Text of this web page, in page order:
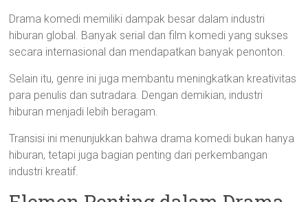
Drama komedi memiliki dampak besar dalam industri
hiburan global. Banyak serial dan film komedi yang sukses
secara internasional dan mendapatkan banyak penonton.
Selain itu, genre ini juga membantu meningkatkan kreativitas
para penulis dan sutradara. Dengan demikian, industri
hiburan menjadi lebih beragam.
Transisi ini menunjukkan bahwa drama komedi bukan hanya
hiburan, tetapi juga bagian penting dari perkembangan
industri kreatif.